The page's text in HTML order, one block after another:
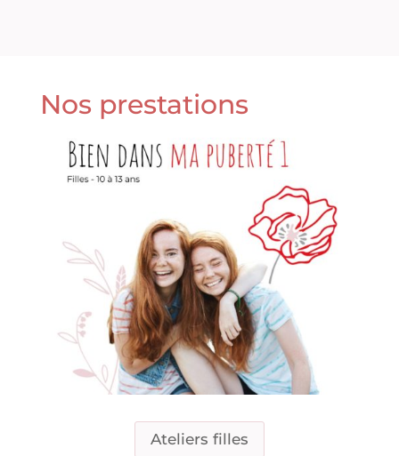
Nos prestations
Ateliers filles